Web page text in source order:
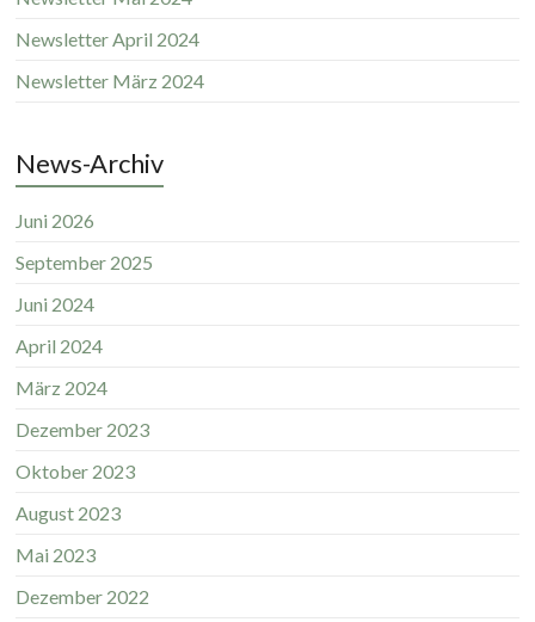
Newsletter April 2024
Newsletter März 2024
News-Archiv
Juni 2026
September 2025
Juni 2024
April 2024
März 2024
Dezember 2023
Oktober 2023
August 2023
Mai 2023
Dezember 2022